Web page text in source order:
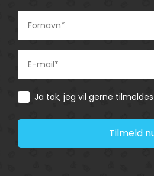
Consent
Ja tak, jeg vil gerne
Tilmeld